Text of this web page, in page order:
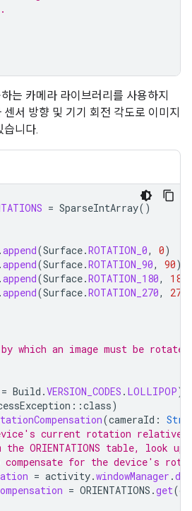
는 카메라 라이브러리를 사용하지
서 방향 및 기기 회전 각도로 이미지
습니다.
= SparseIntArray()
.append(Surface.ROTATION_0, 0)
.append(Surface.ROTATION_90, 90)
.append(Surface.ROTATION_180, 180
.append(Surface.ROTATION_270, 270
which an image must be
= Build .VERSION_CODES . LOLLIPOP)
::class)
(cameraId :
current rotation
ORIENTATIONS table, look
for the device's
= activity.windowManager .
= ORIENTATIONS .get(